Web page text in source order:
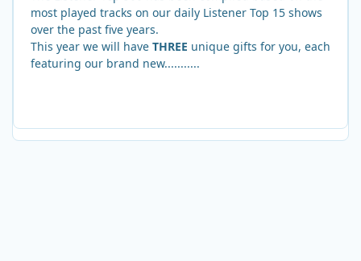
most played tracks on our daily Listener Top 15 shows
over the past five years.
This year we will have THREE unique gifts for you, each
featuring our brand new...........